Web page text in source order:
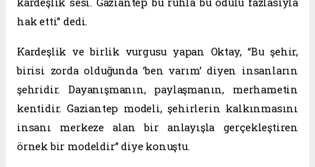
hak etti” dedi.
Kardeşlik ve birlik vurgusu yapan Oktay, “Bu şehir,
birisi zorda olduğunda ‘ben varım’ diyen insanların
şehridir. Dayanışmanın, paylaşmanın, merhametin
kentidir. Gaziantep modeli, şehirlerin kalkınmasını
insanı merkeze alan bir anlayışla gerçekleştiren
örnek bir modeldir” diye konuştu.